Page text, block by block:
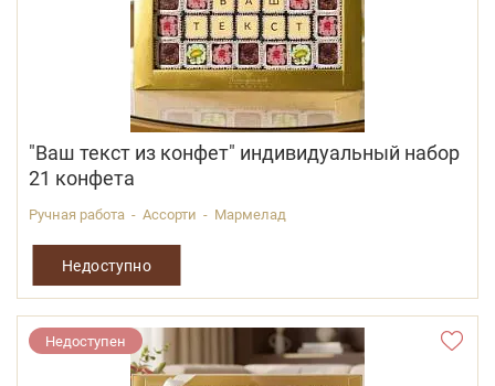
"Ваш текст из конфет" индивидуальный набор
21 конфета
Ручная работа - Ассорти - Мармелад
Недоступно
Недоступен